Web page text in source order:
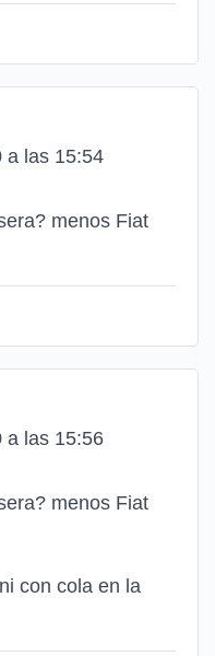
a las 15:54
menos Fiat
a las 15:56
menos Fiat
con cola en la